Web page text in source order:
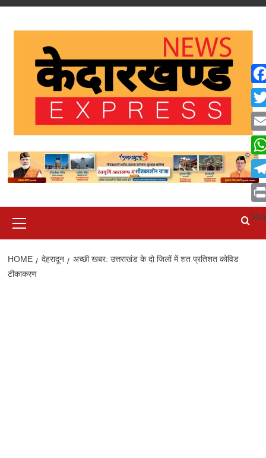
Skip
Menu
HOME देहरादून
अच्छी खबर: उत्तराखंड के दो जिलों में शत प्रतिशत कोविड
टीकाकरण